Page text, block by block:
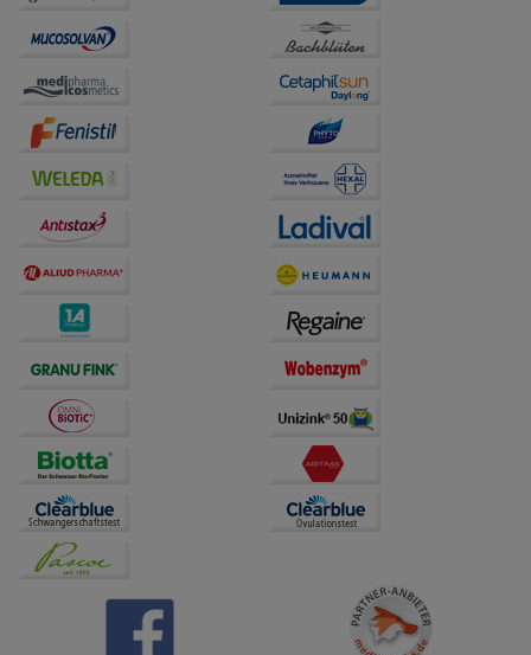
Website weiter für Sie optimieren können, den Inhalt
auf unserer Website aber auch die Werbung auf
Drittseiten möglichst relevant für Sie zu gestalten.
Bitte beachten Sie, dass Daten hierfür teilweise an
Dritte wie z.B. Google oder soziale Medien
übertragen werden.